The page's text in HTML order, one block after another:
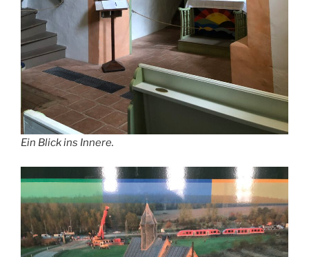
Ein Blick ins Innere.